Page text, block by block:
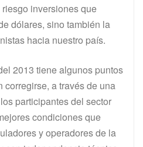
inversiones que
dólares, sino también la
hacia nuestro país.
2013 tiene algunos puntos
corregirse, a través de una
participantes del sector
condiciones que
y operadores de la